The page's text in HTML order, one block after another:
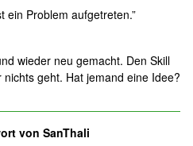
ein Problem aufgetreten.”
wieder neu gemacht. Den Skill
geht. Hat jemand eine Idee?
von SanThali